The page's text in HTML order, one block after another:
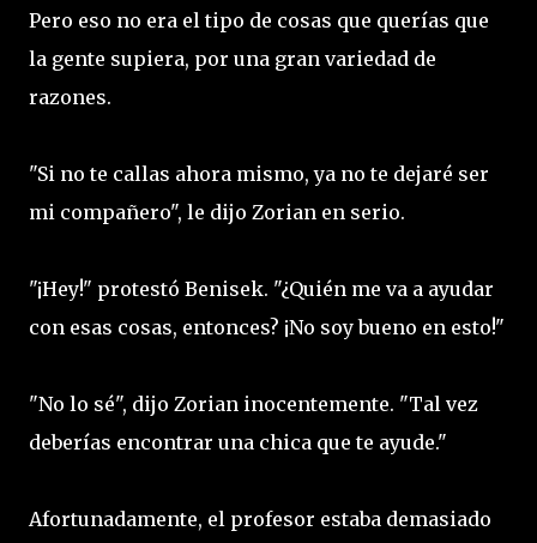
Pero eso no era el tipo de cosas que querías que
la gente supiera, por una gran variedad de
razones.
"Si no te callas ahora mismo, ya no te dejaré ser
mi compañero", le dijo Zorian en serio.
"¡Hey!" protestó Benisek. "¿Quién me va a ayudar
con esas cosas, entonces? ¡No soy bueno en esto!"
"No lo sé", dijo Zorian inocentemente. "Tal vez
deberías encontrar una chica que te ayude."
Afortunadamente, el profesor estaba demasiado